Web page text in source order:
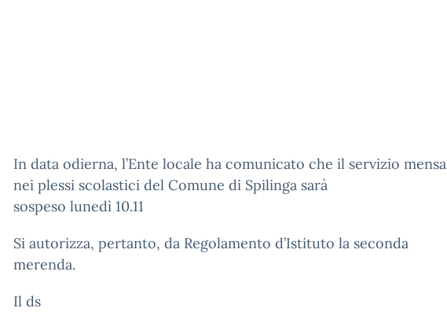
In data odierna, l’Ente locale ha comunicato che il servizio mensa
nei plessi scolastici del Comune di Spilinga sarà
sospeso lunedì 10.11
Si autorizza, pertanto, da Regolamento d’Istituto la seconda
merenda.
Il ds